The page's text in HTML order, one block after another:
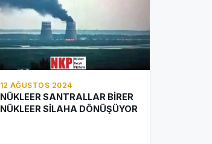
12 AĞUSTOS 2024
NÜKLEER SANTRALLAR BİRER
NÜKLEER SİLAHA DÖNÜŞÜYOR